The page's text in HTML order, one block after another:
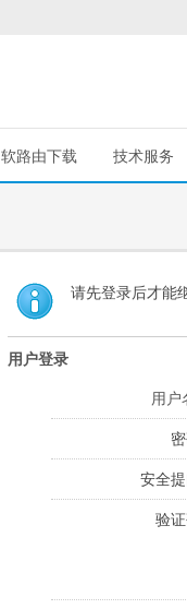
软路由下载 技术服务
请先登录后才能
用户登录
用户
安全
验